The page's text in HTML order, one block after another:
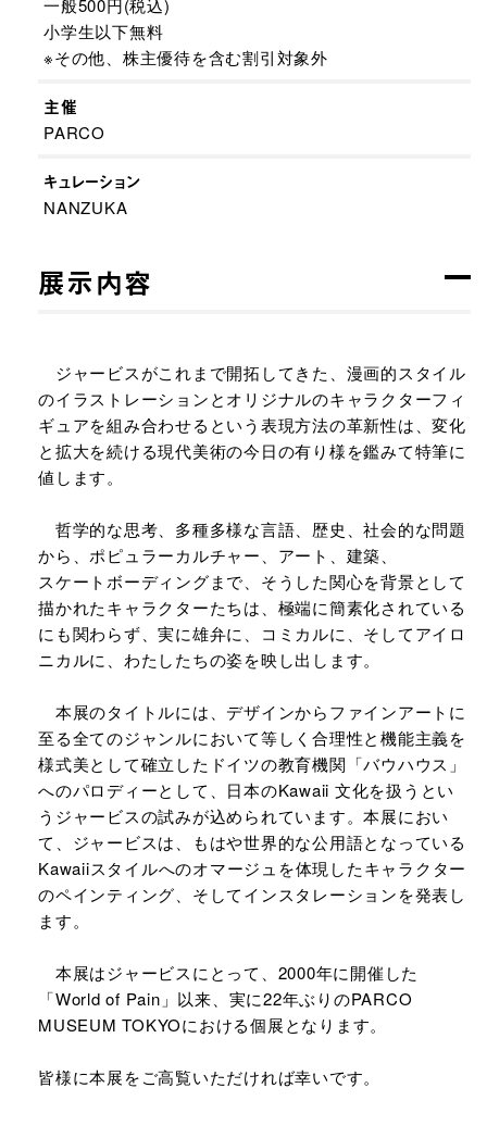
一般500円(税込)
小学生以下無料
※その他、株主優待を含む割引対象外
主催
PARCO
キュレーション
NANZUKA
展示内容
ジャービスがこれまで開拓してきた、漫画的スタイル
のイラストレーションとオリジナルのキャラクターフィ
ギュアを組み合わせるという表現方法の革新性は、変化
と拡大を続ける現代美術の今日の有り様を鑑みて特筆に
値します。
哲学的な思考、多種多様な言語、歴史、社会的な問題
から、ポピュラーカルチャー、アート、建築、
スケートボーディングまで、そうした関心を背景として
描かれたキャラクターたちは、極端に簡素化されている
にも関わらず、実に雄弁に、コミカルに、そしてアイロ
ニカルに、わたしたちの姿を映し出します。
本展のタイトルには、デザインからファインアートに
至る全てのジャンルにおいて等しく合理性と機能主義を
様式美として確立したドイツの教育機関「バウハウス」
へのパロディーとして、日本のKawaii 文化を扱うとい
うジャービスの試みが込められています。本展におい
て、ジャービスは、もはや世界的な公用語となっている
Kawaiiスタイルへのオマージュを体現したキャラクター
のペインティング、そしてインスタレーションを発表し
ます。
本展はジャービスにとって、2000年に開催した
「World of Pain」以来、実に22年ぶりのPARCO
MUSEUM TOKYOにおける個展となります。
皆様に本展をご高覧いただければ幸いです。